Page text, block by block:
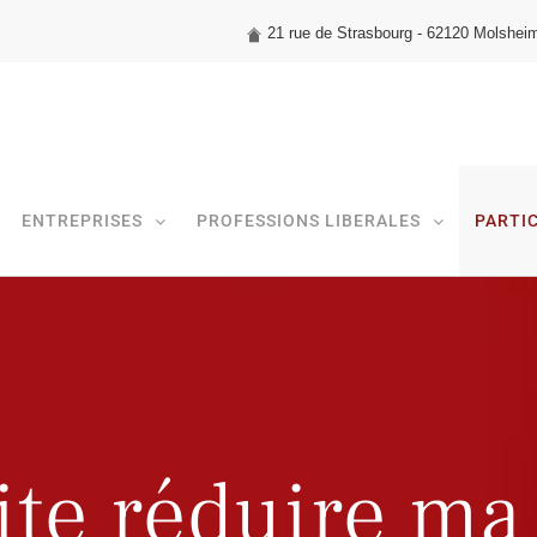
21 rue de Strasbourg - 62120
ENTREPRISES PROFESSIONS LIBERALES